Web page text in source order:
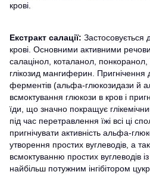
крові.
Екстракт салації: Застосовується
крові. Основними активними
салацінол, коталанол, понкоранол,
глікозид мангиферин. Пригнічення
ферментів (альфа-глюкозидази й
всмоктування глюкози в кров і
їди, що значно покращує
під час перетравлення їжі всі ці
пригнічувати активність альфа-
утворення простих вуглеводів, а
всмоктуванню простих вуглеводів
найбільш потужним інгібітором